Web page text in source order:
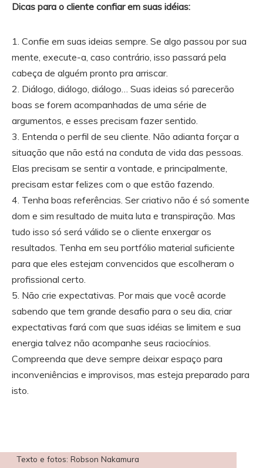
Dicas para o cliente confiar em suas idéias:
1. Confie em suas ideias sempre. Se algo passou por sua
mente, execute-a, caso contrário, isso passará pela
cabeça de alguém pronto pra arriscar.
2. Diálogo, diálogo, diálogo… Suas ideias só parecerão
boas se forem acompanhadas de uma série de
argumentos, e esses precisam fazer sentido.
3. Entenda o perfil de seu cliente. Não adianta forçar a
situação que não está na conduta de vida das pessoas.
Elas precisam se sentir a vontade, e principalmente,
precisam estar felizes com o que estão fazendo.
4. Tenha boas referências. Ser criativo não é só somente
dom e sim resultado de muita luta e transpiração. Mas
tudo isso só será válido se o cliente enxergar os
resultados. Tenha em seu portfólio material suficiente
para que eles estejam convencidos que escolheram o
profissional certo.
5. Não crie expectativas. Por mais que você acorde
sabendo que tem grande desafio para o seu dia, criar
expectativas fará com que suas idéias se limitem e sua
energia talvez não acompanhe seus raciocínios.
Compreenda que deve sempre deixar espaço para
inconveniências e improvisos, mas esteja preparado para
isto.
Texto e fotos: Robson Nakamura